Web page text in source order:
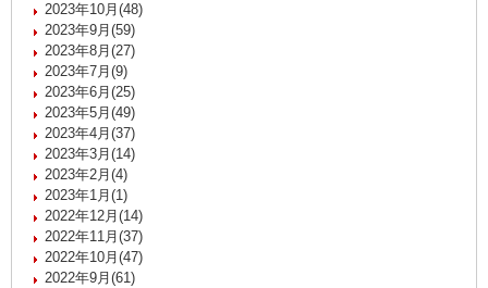
2023年10月(48)
2023年9月(59)
2023年8月(27)
2023年7月(9)
2023年6月(25)
2023年5月(49)
2023年4月(37)
2023年3月(14)
2023年2月(4)
2023年1月(1)
2022年12月(14)
2022年11月(37)
2022年10月(47)
2022年9月(61)